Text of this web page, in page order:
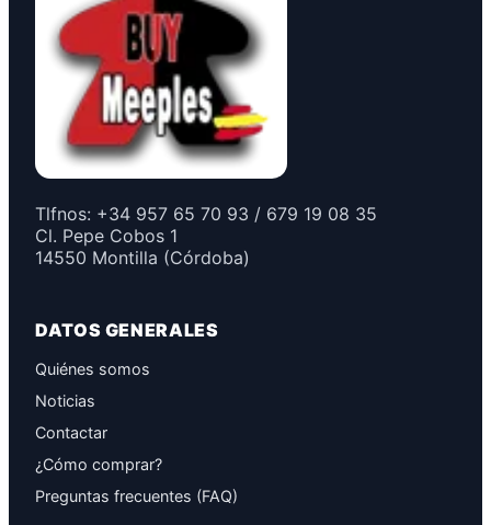
Tlfnos: +34 957 65 70 93 / 679 19 08 35
Cl. Pepe Cobos 1
14550 Montilla (Córdoba)
DATOS GENERALES
Quiénes somos
Noticias
Contactar
¿Cómo comprar?
Preguntas frecuentes (FAQ)